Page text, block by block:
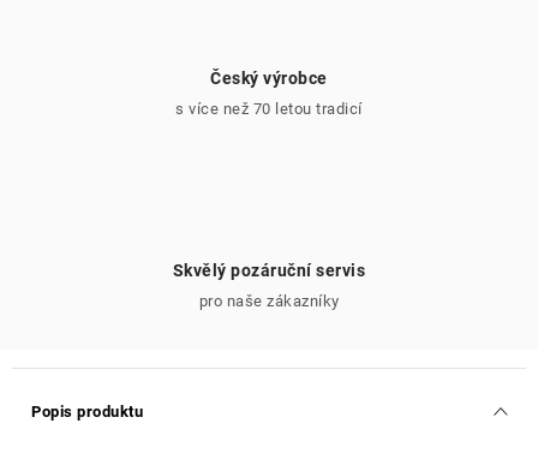
Český výrobce
s více než 70 letou tradicí
Skvělý pozáruční servis
pro naše zákazníky
Popis produktu